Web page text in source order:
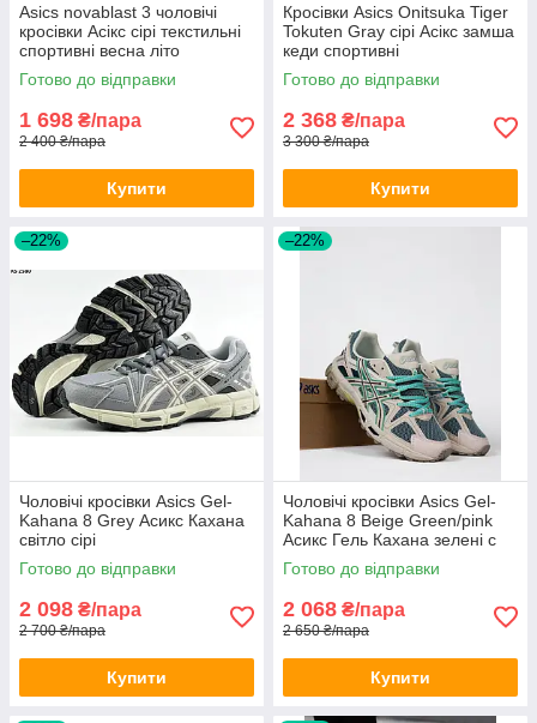
Asics novablast 3 чоловічі
кросівки Асікс сірі текстильні
спортивні весна літо
Готово до відправки
1 698 ₴/пара
2 400 ₴/пара
Купити
Кросівки Asics Onitsuka Tiger
Tokuten Gray сірі Асікс замша
кеди спортивні
Готово до відправки
2 368 ₴/пара
3 300 ₴/пара
Купити
–22%
Чоловічі кросівки Asics Gel-
Kahana 8 Grey Асикс Кахана
світло сірі
Готово до відправки
2 098 ₴/пара
2 700 ₴/пара
Купити
–22%
Чоловічі кросівки Asics Gel-
Kahana 8 Beige Green/pink
Асикс Гель Кахана зелені с
розовим весна літо
Готово до відправки
2 068 ₴/пара
2 650 ₴/пара
Купити